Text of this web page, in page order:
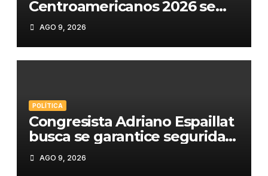
Centroamericanos 2026 se
apaga, pero su luz perdura en
el corazón de los
participantes»
AGO 9, 2026
POLÍTICA
Congresista Adriano Espaillat
busca se garantice seguridad
ciudadana en Desfile
Dominicano de Nueva York
AGO 9, 2026